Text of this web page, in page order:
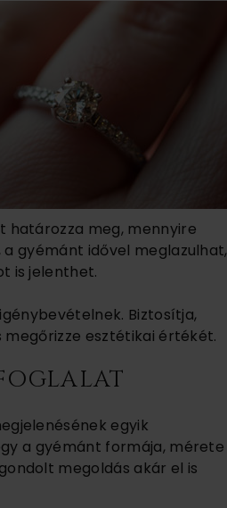
határozza meg, mennyire
gyémánt idővel meglazulhat,
is jelenthet.
Biztosítja,
megőrizze esztétikai értékét.
egyik
a gyémánt formája, mérete
megoldás akár el is